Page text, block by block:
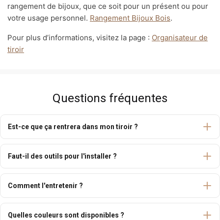
rangement de bijoux, que ce soit pour un présent ou pour
votre usage personnel. Rangement Bijoux Bois.
Pour plus d’informations, visitez la page : Organisateur de
tiroir
Questions fréquentes
Est-ce que ça rentrera dans mon tiroir ?
Faut-il des outils pour l'installer ?
Comment l'entretenir ?
Quelles couleurs sont disponibles ?